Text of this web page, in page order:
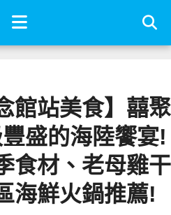
館站美食】囍聚
盛的海陸饗宴!
食材、老母雞干
海鮮火鍋推薦!